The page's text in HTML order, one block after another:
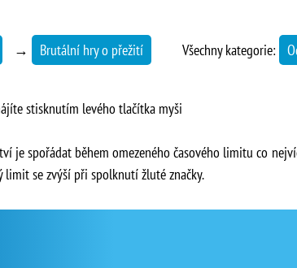
→ Brutální hry o přežití Všechny kategorie:
stisknutím levého tlačítka myši
je spořádat během omezeného časového limitu co
limit se zvýší při spolknutí žluté značky.